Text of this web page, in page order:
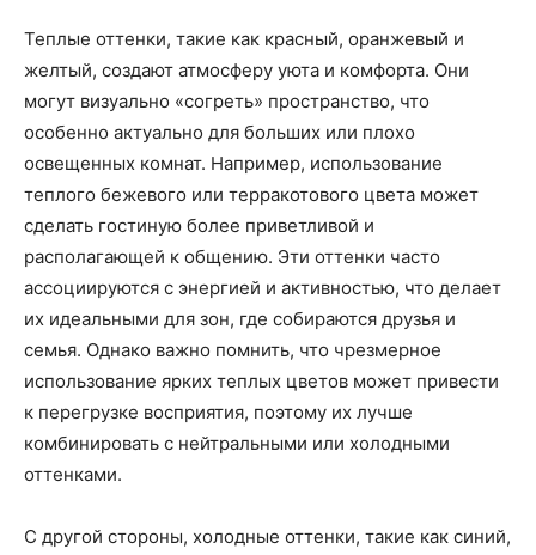
Теплые оттенки, такие как красный, оранжевый и
желтый, создают атмосферу уюта и комфорта. Они
могут визуально «согреть» пространство, что
особенно актуально для больших или плохо
освещенных комнат. Например, использование
теплого бежевого или терракотового цвета может
сделать гостиную более приветливой и
располагающей к общению. Эти оттенки часто
ассоциируются с энергией и активностью, что делает
их идеальными для зон, где собираются друзья и
семья. Однако важно помнить, что чрезмерное
использование ярких теплых цветов может привести
к перегрузке восприятия, поэтому их лучше
комбинировать с нейтральными или холодными
оттенками.
С другой стороны, холодные оттенки, такие как синий,